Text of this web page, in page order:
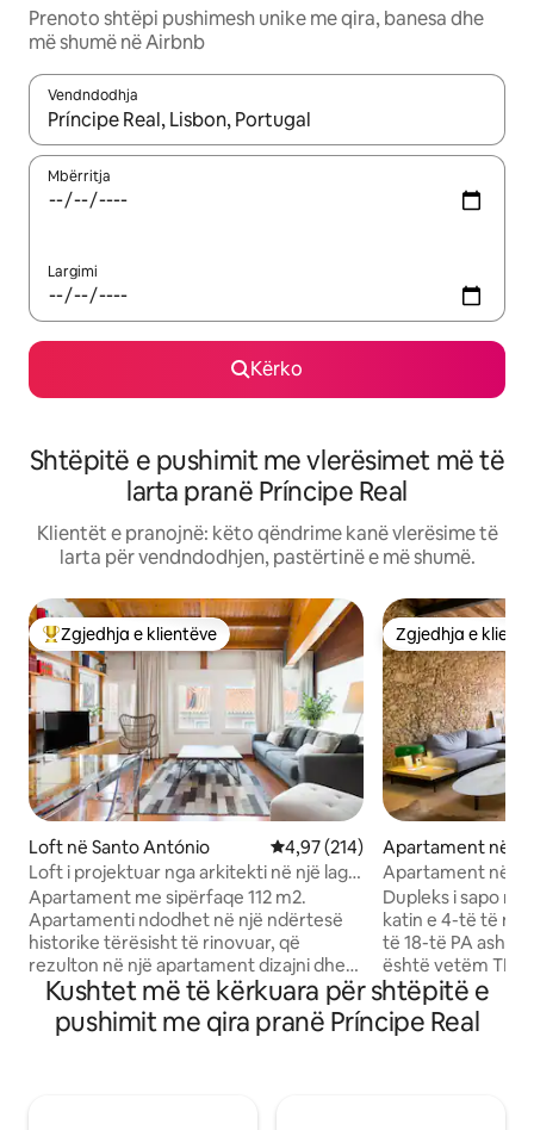
Prenoto shtëpi pushimesh unike me qira, banesa dhe
më shumë në Airbnb
Vendndodhja
Kur rezultatet të jenë të disponueshme, lëviz me butonat e
Mbërritja
Largimi
Kërko
Shtëpitë e pushimit me vlerësimet më të
larta pranë Príncipe Real
Klientët e pranojnë: këto qëndrime kanë vlerësime të
larta për vendndodhjen, pastërtinë e më shumë.
Më të mirat e zgjedhjeve të klientëve
Zgjedhja e klientëve
Loft në Santo António Vlerësimi mesatar 4,97 nga 5,
4,97 (214)
Loft i projektuar nga arkitekti në një lagje
historike në majë të kodrës
Apartament me sipërfaqe 112 m2.
Apartamenti ndodhet në një ndërtesë
historike tërësisht të rinovuar, që
rezulton në një apartament dizajni dhe
ndërtesë me të gjithë konfortin
bashkëkohor. Apartamenti është një
koncept i papafingos në katin përdhes,
Zgjedhja e
Zgjedhja e
Apartament në
nio
Apartament në
gjumi, tarracë
Dupleks i sapo
katin e 4-të të
të 18-të PA ashensor. Koha e
është vetëm
ne për të ditur më
RËNDËSISHME:
prenotime me
Kushtet më të kërkuara për shtëpitë e
pushimit me qira pranë Príncipe Real